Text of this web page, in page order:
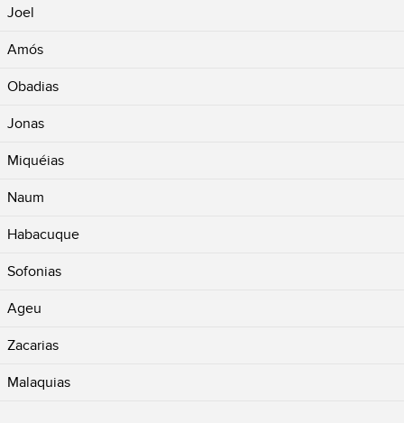
Joel
Amós
Obadias
Jonas
Miquéias
Naum
Habacuque
Sofonias
Ageu
Zacarias
Malaquias